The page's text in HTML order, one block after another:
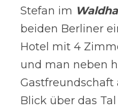
Stefan im
beiden Berliner
Hotel mit 4
und man neben
Blick über das